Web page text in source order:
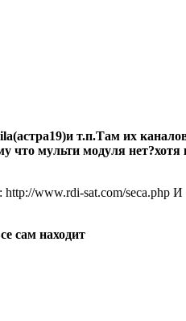
т.п.Там их
что мульти модуля
www.rdi-sat.com/seca.php
сам находит